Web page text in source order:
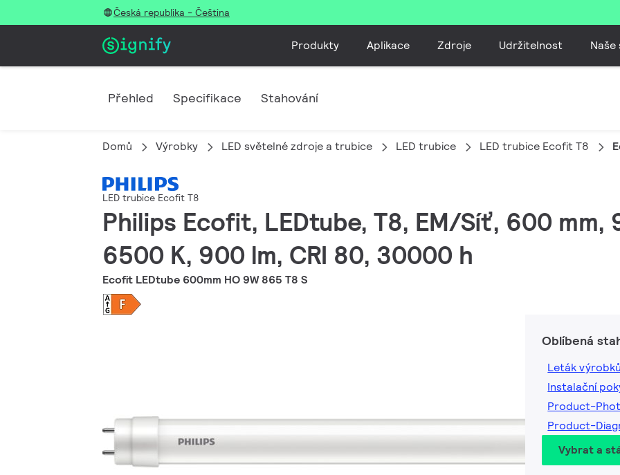
Česká republika - Čeština
Produkty Aplikace Zdroje Udržitelnost
Přehled Specifikace Stahování
Domů Výrobky LED světelné zdroje a trubice LED trubice LED trubice Ecofit T8
LED trubice Ecofit T8
Philips Ecofit, LEDtube, T8, EM/Síť, 600 mm,
6500 K, 900 lm, CRI 80, 30000 h
Ecofit LEDtube 600mm HO 9W 865 T8 S
Oblíbená
Leták
Instalační
Product-
Product-
Vybrat a